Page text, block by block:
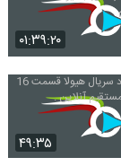
۰۱:۳۹:۲۰
۴۹:۳۵